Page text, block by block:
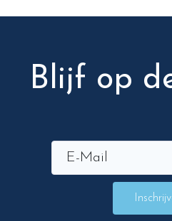
Blijf op